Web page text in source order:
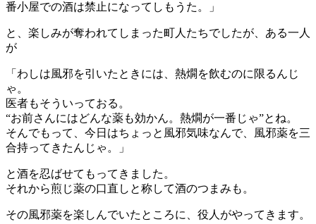
番小屋での酒は禁止になってしもうた。」
と、楽しみが奪われてしまった町人たちでしたが、ある一人
が
「わしは風邪を引いたときには、熱燗を飲むのに限るんじ
ゃ。
医者もそういっておる。
“お前さんにはどんな薬も効かん。熱燗が一番じゃ”とね。
そんでもって、今日はちょっと風邪気味なんで、風邪薬を三
合持ってきたんじゃ。」
と酒を忍ばせてもってきました。
それから煎じ薬の口直しと称して酒のつまみも。
その風邪薬を楽しんでいたところに、役人がやってきます。